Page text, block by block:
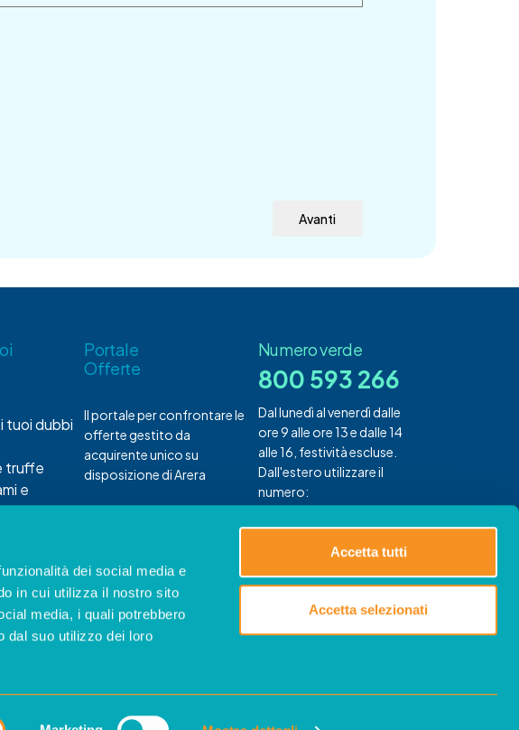
dei social media e
in cui utilizza il nostro sito
media, i quali potrebbero
dal suo utilizzo dei loro
Accetta tutti
Accetta selezionati
Avanti
tuoi dubbi
truffe
e
Portale
Offerte
Il portale per confrontare le
offerte gestito da
acquirente unico su
disposizione di Arera
Numero verde
800 593 266
Dal lunedì al venerdì dalle
ore 9 alle ore 13 e dalle 14
alle 16, festività escluse.
Dall'estero utilizzare il
numero:
+ 39 0240031181